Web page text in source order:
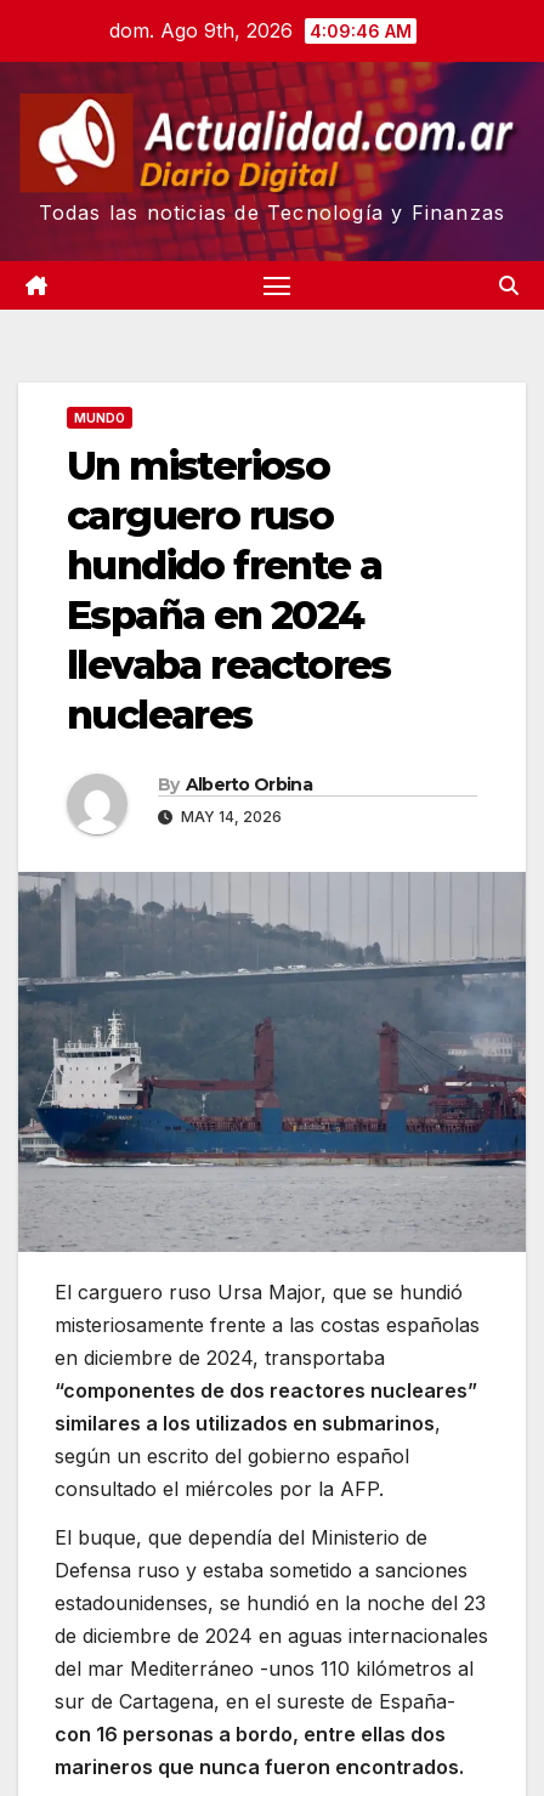
content
dom. Ago 9th, 2026 4:09:47 AM
Todas las noticias de Tecnología y Finanzas
MUNDO
Un misterioso
carguero ruso
hundido frente a
España en 2024
llevaba reactores
nucleares
By Alberto Orbina
MAY 14, 2026
El carguero ruso Ursa Major, que se hundió
misteriosamente frente a las costas españolas
en diciembre de 2024, transportaba
“componentes de dos reactores nucleares”
similares a los utilizados en submarinos,
según un escrito del gobierno español
consultado el miércoles por la AFP.
El buque, que dependía del Ministerio de
Defensa ruso y estaba sometido a sanciones
estadounidenses, se hundió en la noche del 23
de diciembre de 2024 en aguas internacionales
del mar Mediterráneo -unos 110 kilómetros al
sur de Cartagena, en el sureste de España-
con 16 personas a bordo, entre ellas dos
marineros que nunca fueron encontrados.